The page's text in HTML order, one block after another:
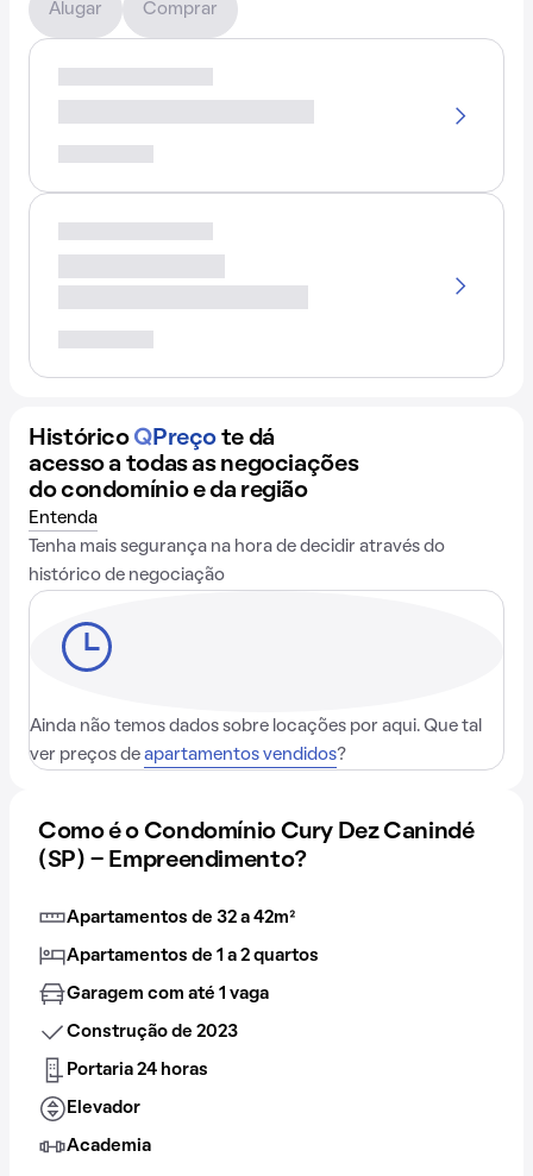
Alugar Comprar
Histórico QPreço te dá
acesso a todas as negociações
do condomínio e da região
Entenda
Tenha mais segurança na hora de decidir através do
histórico de negociação
Ainda não temos dados sobre locações por aqui. Que tal
ver preços de apartamentos vendidos?
Como é o Condomínio Cury Dez Canindé
(SP) - Empreendimento?
Apartamentos de 32 a 42m²
Apartamentos de 1 a 2 quartos
Garagem com até 1 vaga
Construção de 2023
Portaria 24 horas
Elevador
Academia